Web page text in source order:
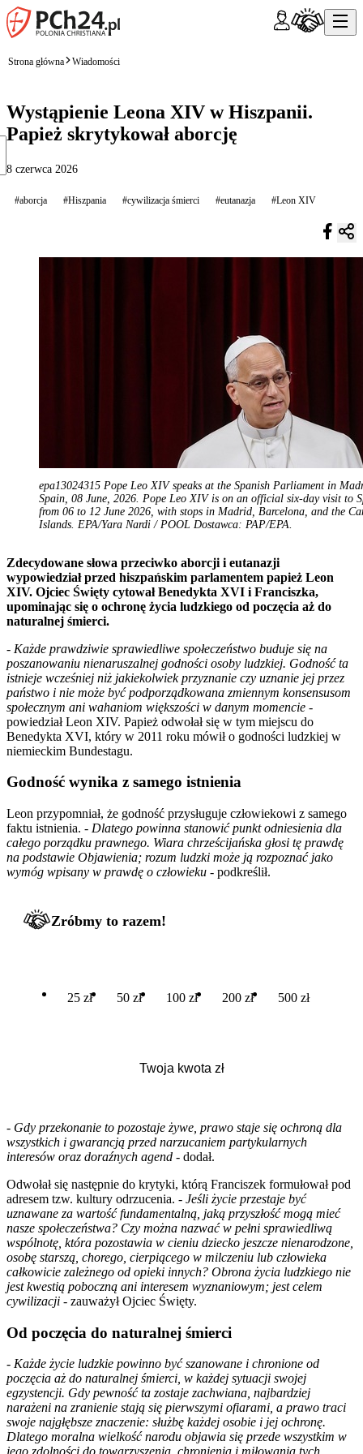
Strona główna Wiadomości
Wystąpienie Leona XIV w Hiszpanii.
Papież skrytykował aborcję
8 czerwca 2026
#aborcja #Hiszpania #cywilizacja śmierci #eutanazja #Leon XIV
epa13024315 Pope Leo XIV speaks at the Spanish Parliament in
Spain, 08 June, 2026. Pope Leo XIV is on an official six-day visit to
from 06 to 12 June 2026, with stops in Madrid, Barcelona, and the
Islands. EPA/Yara Nardi / POOL Dostawca: PAP/EPA.
Zdecydowane słowa przeciwko aborcji i eutanazji
wypowiedział przed hiszpańskim parlamentem papież Leon
XIV. Ojciec Święty cytował Benedykta XVI i Franciszka,
upominając się o ochronę życia ludzkiego od poczęcia aż do
naturalnej śmierci.
- Każde prawdziwie sprawiedliwe społeczeństwo buduje się na
poszanowaniu nienaruszalnej godności osoby ludzkiej. Godność ta
istnieje wcześniej niż jakiekolwiek przyznanie czy uznanie jej przez
państwo i nie może być podporządkowana zmiennym konsensusom
społecznym ani wahaniom większości w danym momencie -
powiedział Leon XIV. Papież odwołał się w tym miejscu do
Benedykta XVI, który w 2011 roku mówił o godności ludzkiej w
niemieckim Bundestagu.
Godność wynika z samego istnienia
Leon przypomniał, że godność przysługuje człowiekowi z samego
faktu istnienia. - Dlatego powinna stanowić punkt odniesienia dla
całego porządku prawnego. Wiara chrześcijańska głosi tę prawdę
na podstawie Objawienia; rozum ludzki może ją rozpoznać jako
wymóg wpisany w prawdę o człowieku - podkreślił.
Zróbmy to razem!
25 zł 50 zł 100 zł 200 zł 500 zł
- Gdy przekonanie to pozostaje żywe, prawo staje się ochroną dla
wszystkich i gwarancją przed narzucaniem partykularnych
interesów oraz doraźnych agend - dodał.
Odwołał się następnie do krytyki, którą Franciszek formułował pod
adresem tzw. kultury odrzucenia. - Jeśli życie przestaje być
uznawane za wartość fundamentalną, jaką przyszłość mogą mieć
nasze społeczeństwa? Czy można nazwać w pełni sprawiedliwą
wspólnotę, która pozostawia w cieniu dziecko jeszcze nienarodzone,
osobę starszą, chorego, cierpiącego w milczeniu lub człowieka
całkowicie zależnego od opieki innych? Obrona życia ludzkiego nie
jest kwestią poboczną ani interesem wyznaniowym; jest celem
cywilizacji - zauważył Ojciec Święty.
Od poczęcia do naturalnej śmierci
- Każde życie ludzkie powinno być szanowane i chronione od
poczęcia aż do naturalnej śmierci, w każdej sytuacji swojej
egzystencji. Gdy pewność ta zostaje zachwiana, najbardziej
narażeni na zranienie stają się pierwszymi ofiarami, a prawo traci
swoje najgłębsze znaczenie: służbę każdej osobie i jej ochronę.
Dlatego moralna wielkość narodu objawia się przede wszystkim w